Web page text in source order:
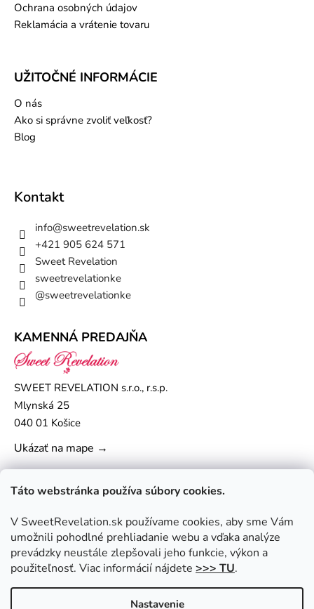
Táto webstránka používa súbory cookies.
V SweetRevelation.sk používame cookies, aby sme Vám
umožnili pohodlné prehliadanie webu a vďaka analýze
prevádzky neustále zlepšovali jeho funkcie, výkon a
použiteľnosť. Viac informácií nájdete >>> TU.
Nastavenie
Ochrana osobných údajov
Reklamácia a vrátenie tovaru
UŽITOČNÉ INFORMÁCIE
O nás
Ako si správne zvoliť veľkosť?
Blog
Kontakt
info@sweetrevelation.sk
+421 905 624 571
Sweet Revelation
sweetrevelationke
@sweetrevelationke
KAMENNÁ PREDAJŇA
SWEET REVELATION s.r.o., r.s.p.
Mlynská 25
040 01 Košice
Ukázať na mape →